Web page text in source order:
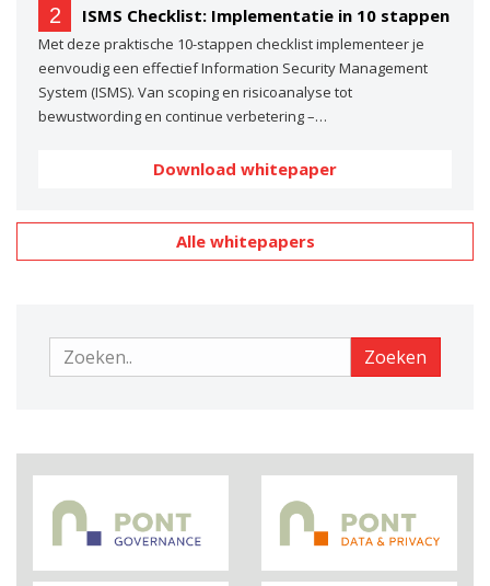
2 ISMS Checklist: Implementatie in 10 stappen
Met deze praktische 10-stappen checklist implementeer je
eenvoudig een effectief Information Security Management
System (ISMS). Van scoping en risicoanalyse tot
bewustwording en continue verbetering –…
Download whitepaper
Alle whitepapers
Zoeken Zoeken